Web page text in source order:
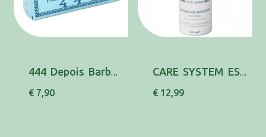
444 Depois Barbea Cr Barba 37 G
€ 7,90
CARE SYSTEM ESP BARBA 150 ML
€ 12,99